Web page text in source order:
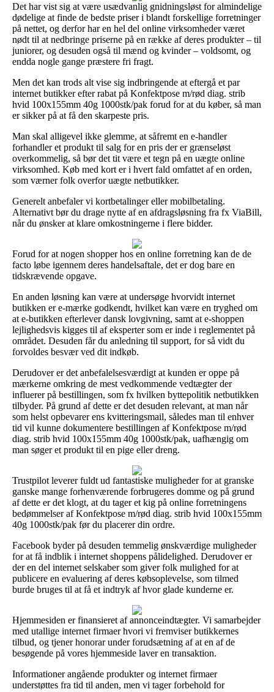
Det har vist sig at være usædvanlig gnidningsløst for almindelige
dødelige at finde de bedste priser i blandt forskellige forretninger
på nettet, og derfor har en hel del online virksomheder været
nødt til at nedbringe priserne på en række af deres produkter – til
juniorer, og desuden også til mænd og kvinder – voldsomt, og
endda nogle gange præstere fri fragt.
Men det kan trods alt vise sig indbringende at eftergå et par
internet butikker efter rabat på Konfektpose m/rød diag. strib
hvid 100x155mm 40g 1000stk/pak forud for at du køber, så man
er sikker på at få den skarpeste pris.
Man skal alligevel ikke glemme, at såfremt en e-handler
forhandler et produkt til salg for en pris der er grænseløst
overkommelig, så bør det tit være et tegn på en uægte online
virksomhed. Køb med kort er i hvert fald omfattet af en orden,
som værner folk overfor uægte netbutikker.
Generelt anbefaler vi kortbetalinger eller mobilbetaling.
Alternativt bør du drage nytte af en afdragsløsning fra fx ViaBill,
når du ønsker at klare omkostningerne i flere bidder.
Forud for at nogen shopper hos en online forretning kan de de
facto løbe igennem deres handelsaftale, det er dog bare en
tidskrævende opgave.
En anden løsning kan være at undersøge hvorvidt internet
butikken er e-mærke godkendt, hvilket kan være en tryghed om
at e-butikken efterlever dansk lovgivning, samt at e-shoppen
lejlighedsvis kigges til af eksperter som er inde i reglementet på
området. Desuden får du anledning til support, for så vidt du
forvoldes besvær ved dit indkøb.
Derudover er det anbefalelsesværdigt at kunden er oppe på
mærkerne omkring de mest vedkommende vedtægter der
influerer på bestillingen, som fx hvilken byttepolitik netbutikken
tilbyder. På grund af dette er det desuden relevant, at man når
som helst opbevarer ens kvitteringsmail, således man til enhver
tid vil kunne dokumentere bestillingen af Konfektpose m/rød
diag. strib hvid 100x155mm 40g 1000stk/pak, uafhængig om
man søger et produkt til en pige eller dreng.
Trustpilot leverer fuldt ud fantastiske muligheder for at granske
ganske mange forhenværende forbrugeres domme og på grund
af dette er det klogt, at du tager et kig på online forretningens
bedømmelser af Konfektpose m/rød diag. strib hvid 100x155mm
40g 1000stk/pak før du placerer din ordre.
Facebook byder på desuden temmelig ønskværdige muligheder
for at få indblik i internet shoppens pålidelighed. Derudover er
der en del internet selskaber som giver folk mulighed for at
publicere en evaluering af deres købsoplevelse, som tilmed
burde bruges til at få et indtryk af hvor glade kunderne er.
Hjemmesiden er finansieret af annonceindtægter. Vi samarbejder
med utallige internet firmaer hvori vi fremviser butikkernes
tilbud, og tjener honorar under forudsætning af at en af de
besøgende på vores hjemmeside laver en transaktion.
Informationer angående produkter og internet firmaer
understøttes fra tid til anden, men vi tager forbehold for